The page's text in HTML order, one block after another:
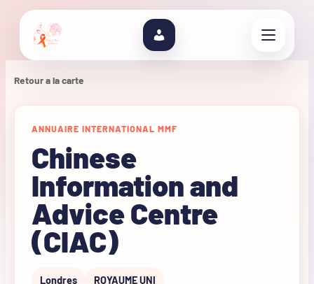
Retour a la carte
ANNUAIRE INTERNATIONAL MMF
Chinese
Information and
Advice Centre
(CIAC)
Londres ROYAUME UNI